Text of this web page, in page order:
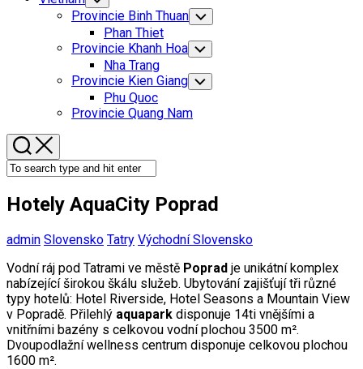
Child
Menu
Provincie Binh Thuan Toggle
Child
Menu
Phan Thiet
Provincie Khanh Hoa Toggle
Child
Menu
Nha Trang
Provincie Kien Giang Toggle
Child
Phu Quoc
Provincie Quang Nam
Hotely AquaCity Poprad
admin Slovensko Tatry Východní Slovensko
Vodní ráj pod Tatrami ve městě Poprad je unikátní komplex
nabízející širokou škálu služeb. Ubytování zajišťují tři různé
typy hotelů: Hotel Riverside, Hotel Seasons a Mountain View
v Popradě. Přilehlý aquapark disponuje 14ti vnějšími a
vnitřními bazény s celkovou vodní plochou 3500 m².
Dvoupodlažní wellness centrum disponuje celkovou plochou
1600 m².